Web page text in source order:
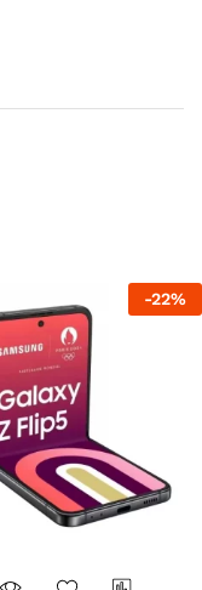
-22%